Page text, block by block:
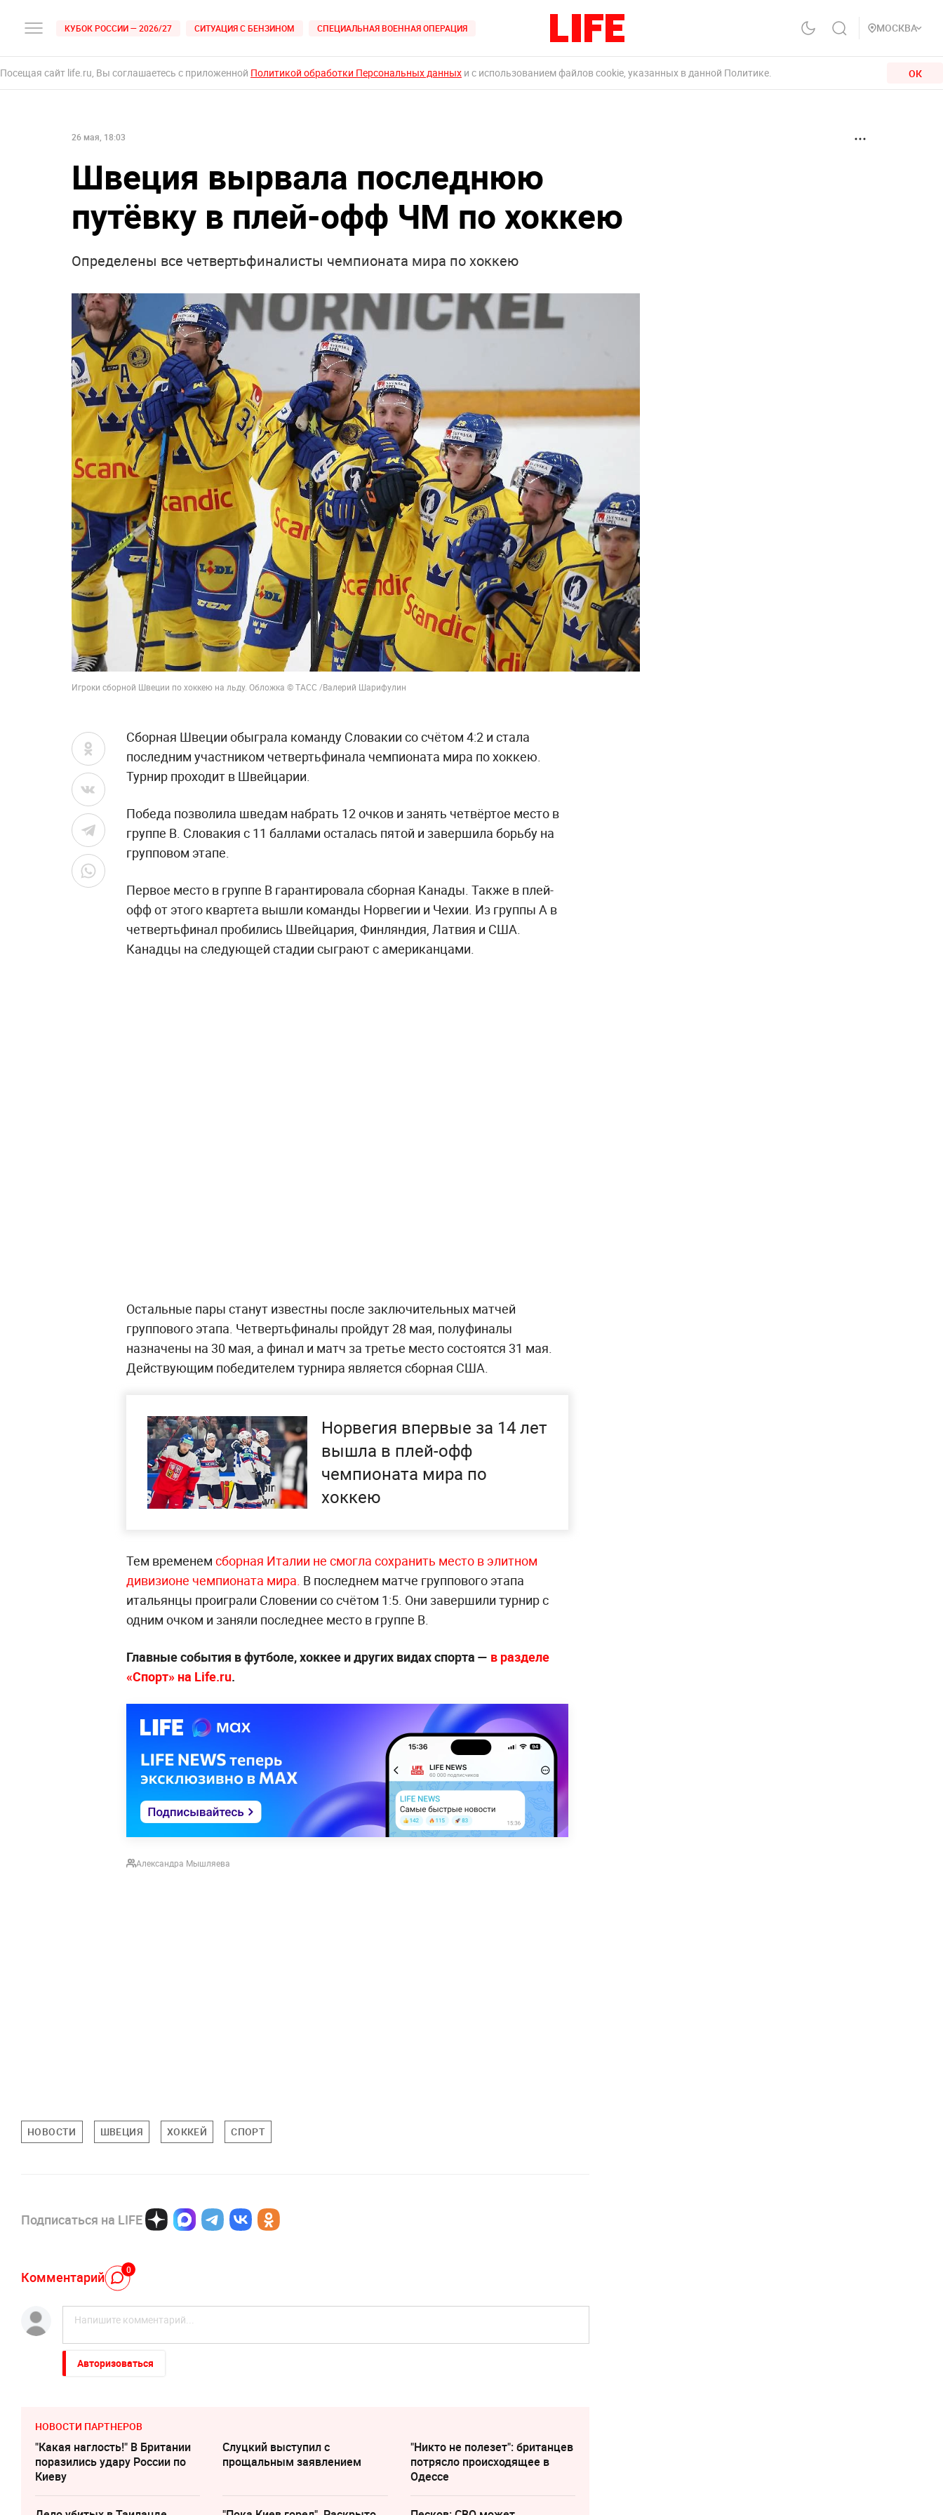
КУБОК РОССИИ — 2026/27 СИТУАЦИЯ С БЕНЗИНОМ СПЕЦИАЛЬНАЯ ВОЕННАЯ ОПЕРАЦИЯ МОСКВА
Посещая сайт life.ru, Вы соглашаетесь с приложенной Политикой обработки Персональных данных и с использованием файлов cookie, указанных в данной Политике. ОК
26 мая, 18:03
Швеция вырвала последнюю
путёвку в плей-офф ЧМ по хоккею
Определены все четвертьфиналисты чемпионата мира по хоккею
Игроки сборной Швеции по хоккею на льду. Обложка © ТАСС /Валерий Шарифулин
Сборная Швеции обыграла команду Словакии со счётом 4:2 и стала
последним участником четвертьфинала чемпионата мира по хоккею.
Турнир проходит в Швейцарии.
Победа позволила шведам набрать 12 очков и занять четвёртое место в
группе B. Словакия с 11 баллами осталась пятой и завершила борьбу на
групповом этапе.
Первое место в группе B гарантировала сборная Канады. Также в плей-
офф от этого квартета вышли команды Норвегии и Чехии. Из группы A в
четвертьфинал пробились Швейцария, Финляндия, Латвия и США.
Канадцы на следующей стадии сыграют с американцами.
Остальные пары станут известны после заключительных матчей
группового этапа. Четвертьфиналы пройдут 28 мая, полуфиналы
назначены на 30 мая, а финал и матч за третье место состоятся 31 мая.
Действующим победителем турнира является сборная США.
Норвегия впервые за 14 лет
вышла в плей-офф
чемпионата мира по
хоккею
Тем временем сборная Италии не смогла сохранить место в элитном
дивизионе чемпионата мира. В последнем матче группового этапа
итальянцы проиграли Словении со счётом 1:5. Они завершили турнир с
одним очком и заняли последнее место в группе B.
Главные события в футболе, хоккее и других видах спорта — в разделе
«Спорт» на Life.ru.
Александра Мышляева
НОВОСТИ ШВЕЦИЯ ХОККЕЙ СПОРТ
Подписаться на LIFE
Комментарий 0
Авторизоваться
НОВОСТИ ПАРТНЕРОВ
"Какая наглость!" В Британии
поразились удару России по
Киеву
Слуцкий выступил с
прощальным заявлением
"Никто не полезет": британцев
потрясло происходящее в
Одессе